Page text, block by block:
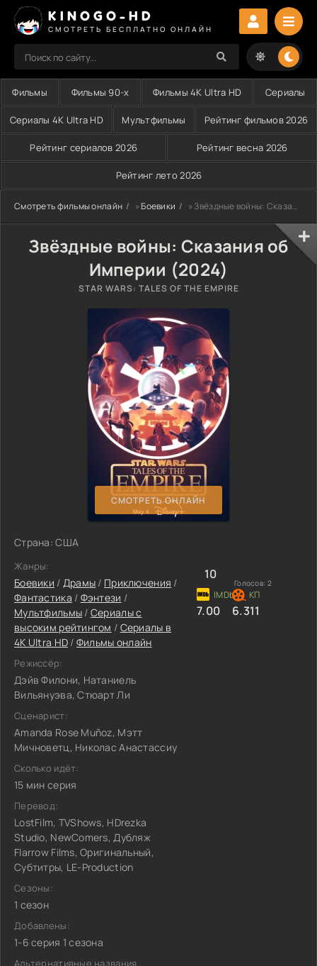
KINOGO-HD
СМОТРЕТЬ БЕСПЛАТНО ОНЛАЙН
Фильмы Фильмы 90-х Фильмы 4K Ultra HD Сериалы
Сериалы 4K Ultra HD Мультфильмы Рейтинг фильмов 2026
Рейтинг сериалов 2026 Рейтинг весна 2026
Рейтинг лето 2026
Смотреть фильмы онлайн »Боевики » Звёздные войны: Сказания об Империи (2024)
Звёздные войны: Сказания об
Империи (2024)
STAR WARS: TALES OF THE EMPIRE
СМОТРЕТЬ ОНЛАЙН
Страна: США
Жанры:
Боевики / Драмы / Приключения /
Фантастика / Фэнтези /
Мультфильмы / Сериалы с
высоким рейтингом / Сериалы в
4K Ultra HD / Фильмы онлайн
Режиссёр:
Дэйв Филони, Натаниель
Вильянуэва, Стюарт Ли
Сценарист:
Amanda Rose Muñoz, Мэтт
Мичноветц, Николас Анастассиу
Сколько идёт:
15 мин серия
Перевод:
LostFilm, TVShows, HDrezka
Studio, NewComers, Дубляж
Flarrow Films, Оригинальный,
Субтитры, LE-Production
Сезоны:
1 сезон
Добавлены:
1-6 серия 1 сезона
Альтернативные названия
10
Голосов: 2
7.00 6.311